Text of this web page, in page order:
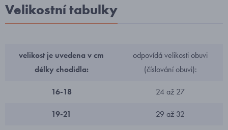
Velikostní tabulky
velikost je uvedena v cm
délky chodidla:
odpovídá velikosti obuvi
(číslování obuvi):
16-18 24 až 27
19-21 29 až 32